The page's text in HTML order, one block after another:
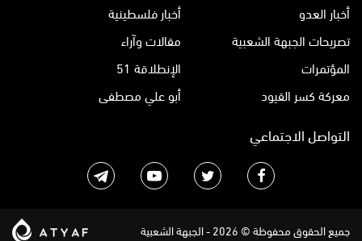
أخبار العدو
أخبار فلسطينية
تصريحات الجبهة الشعبية
مقالات وآراء
المؤتمرات
الإنطلاقة 51
معركة كسر القيود
أبو علي مصطفى
التواصل الاجتماعي
جميع الحقوق محفوظة © 2026 - الجبهة الشعبية